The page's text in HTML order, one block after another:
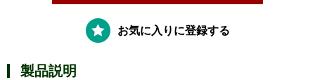
お気に入りに登録する
製品説明